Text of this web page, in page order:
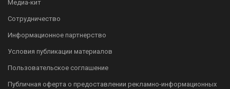
Медиа-кит
Сотрудничество
Информационное партнерство
Условия публикации материалов
Пользовательское соглашение
Публичная оферта о предоставлении рекламно-информационных